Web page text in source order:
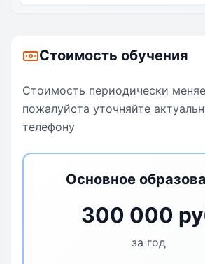
Стоимость обучения
Стоимость периодически
пожалуйста уточняйте
телефону
Основное
300 000
за год